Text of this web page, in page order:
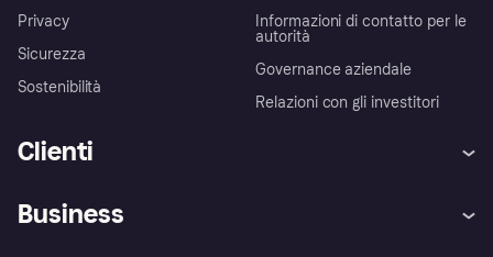
Privacy
Sicurezza
Sostenibilità
Informazioni di contatto per le
autorità
Governance aziendale
Relazioni con gli investitori
Clienti
Business